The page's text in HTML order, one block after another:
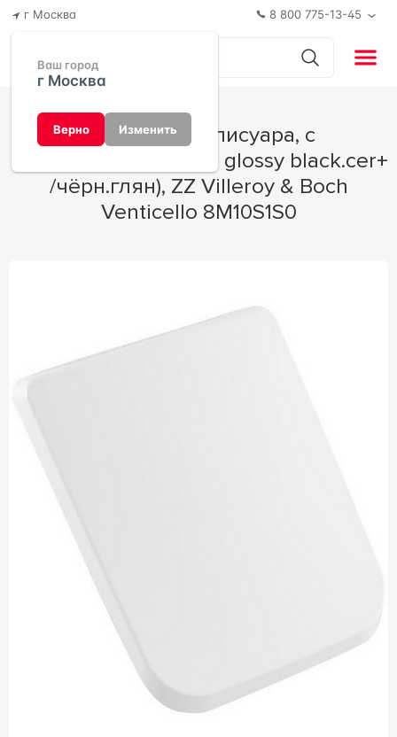
г Москва
Ваш город
г Москва
Верно Изменить
8 800 775-13-45
Крышка для писуара, с
микролифтом, (цв.S0 glossy black.cer+
/чёрн.глян), ZZ Villeroy & Boch
Venticello 8M10S1S0